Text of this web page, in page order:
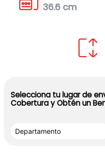
36.6 cm
Selecciona tu lugar de
Cobertura y Obtén un